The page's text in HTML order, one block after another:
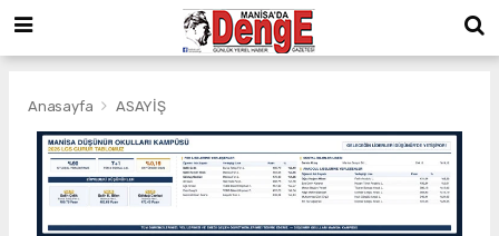
Anasayfa ASAYİŞ